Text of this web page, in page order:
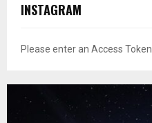
INSTAGRAM
Please enter an Access Token